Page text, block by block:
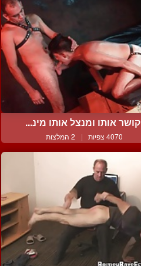
קושר אותו ומנצל אותו מינ...
4070 צפיות | 2 המלצות